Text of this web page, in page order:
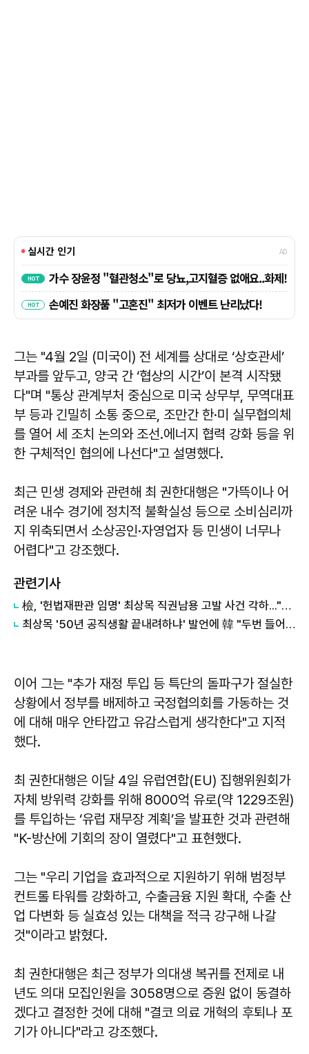
그는 "4월 2일 (미국이) 전 세계를 상대로 ‘상호관세’
부과를 앞두고, 양국 간 ‘협상의 시간’이 본격 시작됐
다"며 "통상 관계부처 중심으로 미국 상무부, 무역대표
부 등과 긴밀히 소통 중으로, 조만간 한·미 실무협의체
를 열어 세 조치 논의와 조선․에너지 협력 강화 등을 위
한 구체적인 협의에 나선다"고 설명했다.
최근 민생 경제와 관련해 최 권한대행은 "가뜩이나 어
려운 내수 경기에 정치적 불확실성 등으로 소비심리까
지 위축되면서 소상공인·자영업자 등 민생이 너무나
어렵다"고 강조했다.
관련기사
檢, '헌법재판관 임명' 최상목 직권남용 고발 사건 각하..."헌법적 의무 이행"
최상목 '50년 공직생활 끝내려하냐' 발언에 韓 "두번 들어가 모두 만류전달"
이어 그는 "추가 재정 투입 등 특단의 돌파구가 절실한
상황에서 정부를 배제하고 국정협의회를 가동하는 것
에 대해 매우 안타깝고 유감스럽게 생각한다"고 지적
했다.
최 권한대행은 이달 4일 유럽연합(EU) 집행위원회가
자체 방위력 강화를 위해 8000억 유로(약 1229조원)
를 투입하는 ‘유럽 재무장 계획’을 발표한 것과 관련해
"K-방산에 기회의 장이 열렸다"고 표현했다.
그는 "우리 기업을 효과적으로 지원하기 위해 범정부
컨트롤 타워를 강화하고, 수출금융 지원 확대, 수출 산
업 다변화 등 실효성 있는 대책을 적극 강구해 나갈
것"이라고 밝혔다.
최 권한대행은 최근 정부가 의대생 복귀를 전제로 내
년도 의대 모집인원을 3058명으로 증원 없이 동결하
겠다고 결정한 것에 대해 "결코 의료 개혁의 후퇴나 포
기가 아니다"라고 강조했다.